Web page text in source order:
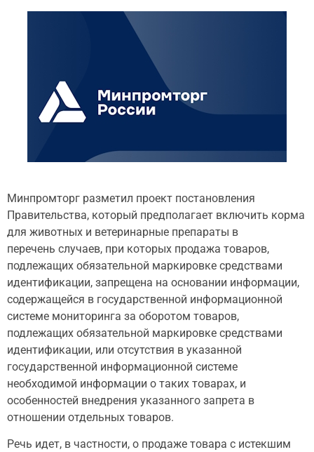
Минпромторг разметил проект постановления
Правительства, который предполагает включить корма
для животных и ветеринарные препараты в
перечень случаев, при которых продажа товаров,
подлежащих обязательной маркировке средствами
идентификации, запрещена на основании информации,
содержащейся в государственной информационной
системе мониторинга за оборотом товаров,
подлежащих обязательной маркировке средствами
идентификации, или отсутствия в указанной
государственной информационной системе
необходимой информации о таких товарах, и
особенностей внедрения указанного запрета в
отношении отдельных товаров.
Речь идет, в частности, о продаже товара с истекшим